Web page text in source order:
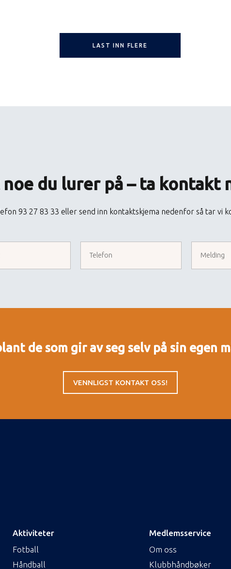
LAST INN FLERE
du lurer på – ta kontakt
93 27 83 33 eller send inn kontaktskjema nedenfor så tar vi
de som gir av seg selv på sin egen
VENNLIGST KONTAKT OSS!
Aktiviteter
Fotball
Håndball
Medlemsservice
Om oss
Klubbhåndbøker